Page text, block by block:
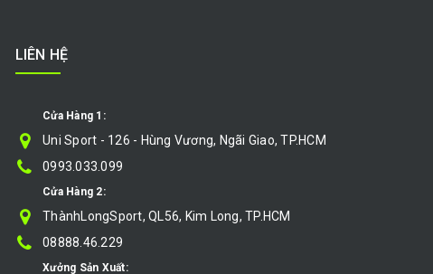
LIÊN HỆ
Cửa Hàng 1:
Uni Sport - 126 - Hùng Vương, Ngãi Giao, TP.HCM
0993.033.099
Cửa Hàng 2:
ThànhLongSport, QL56, Kim Long, TP.HCM
08888.46.229
Xưởng Sản Xuất: